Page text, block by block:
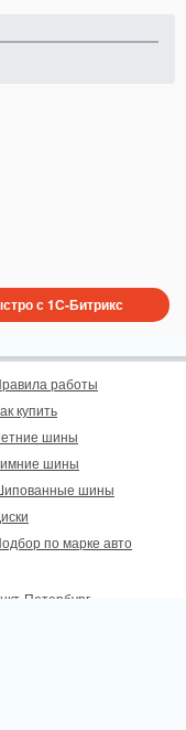
работы
купить
шины
шины
шины
по марке авто
Петербург,
с 1С-Битрикс